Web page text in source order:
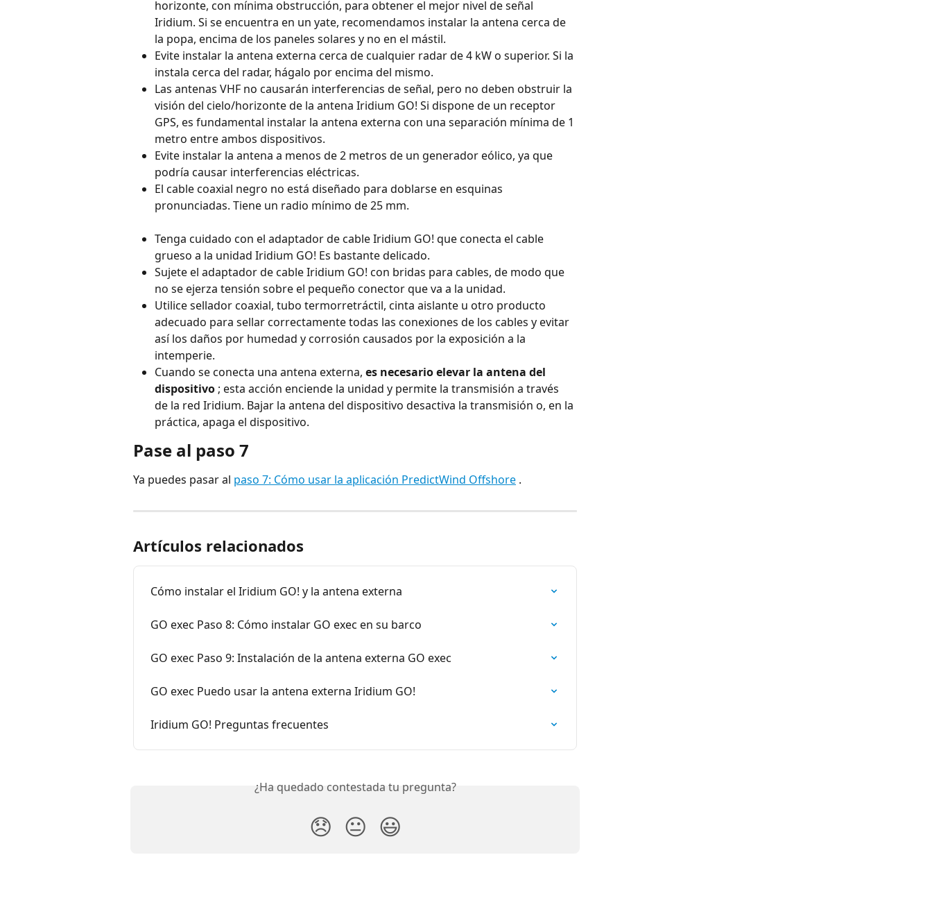
horizonte, con mínima obstrucción, para obtener el mejor nivel de señal
Iridium. Si se encuentra en un yate, recomendamos instalar la antena cerca de
la popa, encima de los paneles solares y no en el mástil.
Evite instalar la antena externa cerca de cualquier radar de 4 kW o superior. Si la
instala cerca del radar, hágalo por encima del mismo.
Las antenas VHF no causarán interferencias de señal, pero no deben obstruir la
visión del cielo/horizonte de la antena Iridium GO! Si dispone de un receptor
GPS, es fundamental instalar la antena externa con una separación mínima de 1
metro entre ambos dispositivos.
Evite instalar la antena a menos de 2 metros de un generador eólico, ya que
podría causar interferencias eléctricas.
El cable coaxial negro no está diseñado para doblarse en esquinas
pronunciadas. Tiene un radio mínimo de 25 mm.
Tenga cuidado con el adaptador de cable Iridium GO! que conecta el cable
grueso a la unidad Iridium GO! Es bastante delicado.
Sujete el adaptador de cable Iridium GO! con bridas para cables, de modo que
no se ejerza tensión sobre el pequeño conector que va a la unidad.
Utilice sellador coaxial, tubo termorretráctil, cinta aislante u otro producto
adecuado para sellar correctamente todas las conexiones de los cables y evitar
así los daños por humedad y corrosión causados ​​por la exposición a la
intemperie.
Cuando se conecta una antena externa, es necesario elevar la antena del
dispositivo ; esta acción enciende la unidad y permite la transmisión a través
de la red Iridium. Bajar la antena del dispositivo desactiva la transmisión o, en la
práctica, apaga el dispositivo.
Pase al paso 7
Ya puedes pasar al paso 7: Cómo usar la aplicación PredictWind Offshore .
Artículos relacionados
Cómo instalar el Iridium GO! y la antena externa
GO exec Paso 8: Cómo instalar GO exec en su barco
GO exec Paso 9: Instalación de la antena externa GO exec
GO exec Puedo usar la antena externa Iridium GO!
Iridium GO! Preguntas frecuentes
¿Ha quedado contestada tu pregunta?
😞 😐 😃